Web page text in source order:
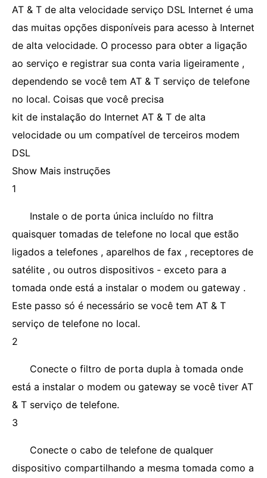
AT & T de alta velocidade serviço DSL Internet é uma
das muitas opções disponíveis para acesso à Internet
de alta velocidade. O processo para obter a ligação
ao serviço e registrar sua conta varia ligeiramente ,
dependendo se você tem AT & T serviço de telefone
no local. Coisas que você precisa
kit de instalação do Internet AT & T de alta
velocidade ou um compatível de terceiros modem
DSL
Show Mais instruções
1
Instale o de porta única incluído no filtra
quaisquer tomadas de telefone no local que estão
ligados a telefones , aparelhos de fax , receptores de
satélite , ou outros dispositivos - exceto para a
tomada onde está a instalar o modem ou gateway .
Este passo só é necessário se você tem AT & T
serviço de telefone no local.
2
Conecte o filtro de porta dupla à tomada onde
está a instalar o modem ou gateway se você tiver AT
& T serviço de telefone.
3
Conecte o cabo de telefone de qualquer
dispositivo compartilhando a mesma tomada como a